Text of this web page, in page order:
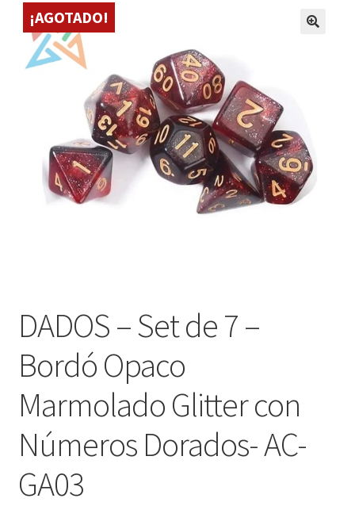
AKATAKA BOOKS
Mi cuenta
¡AGOTADO!
DADOS – Set de 7 –
Bordó Opaco
Marmolado Glitter con
Números Dorados- AC-
GA03